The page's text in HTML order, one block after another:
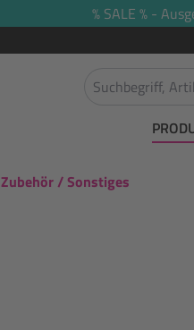
% SALE % -
Zubehör / Sonstiges